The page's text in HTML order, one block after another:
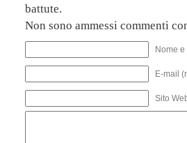
battute.
Non sono ammessi commenti
Nome
E-mail
Sito